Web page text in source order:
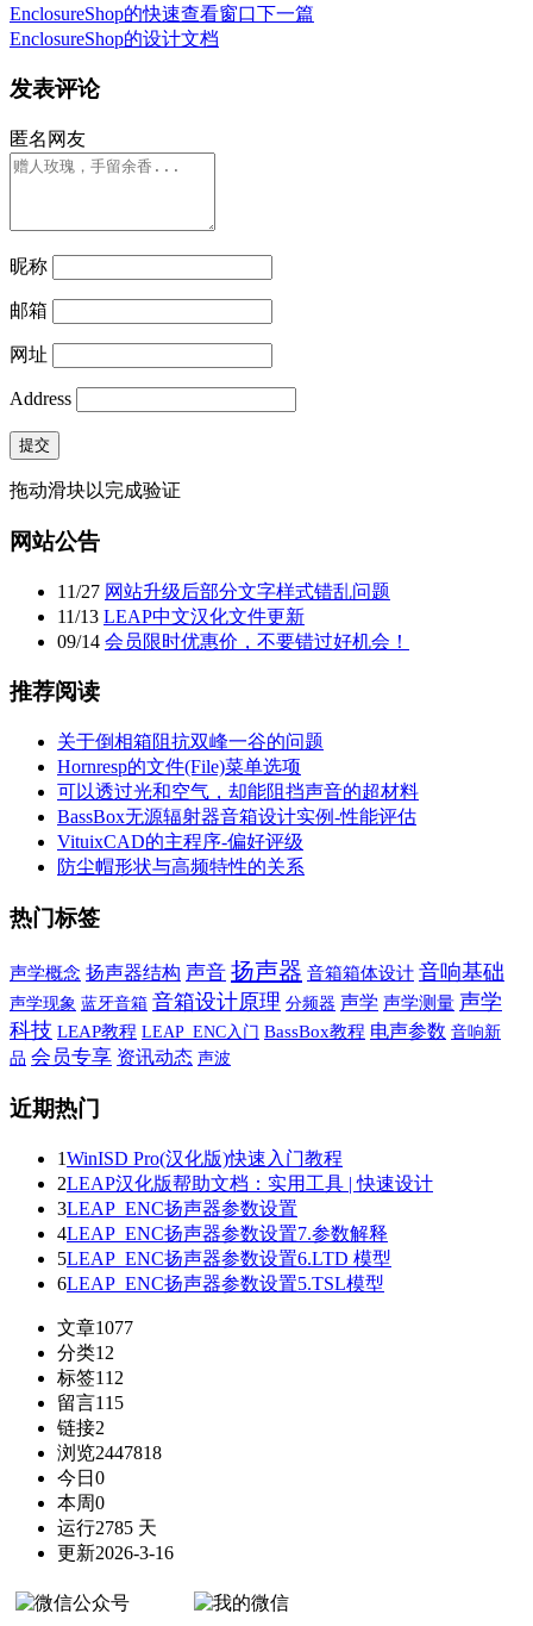
EnclosureShop的快速查看窗口下一篇
EnclosureShop的设计文档
发表评论
匿名网友
昵称
邮箱
网址
Address
提交
拖动滑块以完成验证
网站公告
11/27 网站升级后部分文字样式错乱问题
11/13 LEAP中文汉化文件更新
09/14 会员限时优惠价，不要错过好机会！
推荐阅读
关于倒相箱阻抗双峰一谷的问题
Hornresp的文件(File)菜单选项
可以透过光和空气，却能阻挡声音的超材料
BassBox无源辐射器音箱设计实例-性能评估
VituixCAD的主程序-偏好评级
防尘帽形状与高频特性的关系
热门标签
声学概念 扬声器结构 声音 扬声器 音箱箱体设计 音响基础
声学现象 蓝牙音箱 音箱设计原理 分频器 声学 声学测量 声学
科技 LEAP教程 LEAP_ENC入门 BassBox教程 电声参数 音响新
品 会员专享 资讯动态 声波
近期热门
1WinISD Pro(汉化版)快速入门教程
2LEAP汉化版帮助文档：实用工具 | 快速设计
3LEAP_ENC扬声器参数设置
4LEAP_ENC扬声器参数设置7.参数解释
5LEAP_ENC扬声器参数设置6.LTD 模型
6LEAP_ENC扬声器参数设置5.TSL模型
文章1077
分类12
标签112
留言115
链接2
浏览2447818
今日 0
本周0
运行2785 天
更新2026-3-16